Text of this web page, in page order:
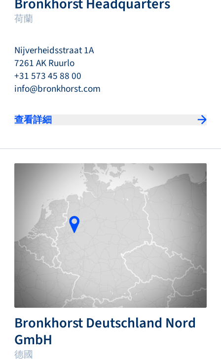
Bronkhorst Headquarters
荷蘭
Nijverheidsstraat 1A
7261 AK Ruurlo
+31 573 45 88 00
info@bronkhorst.com
查看詳細
Bronkhorst Deutschland Nord
GmbH
德國